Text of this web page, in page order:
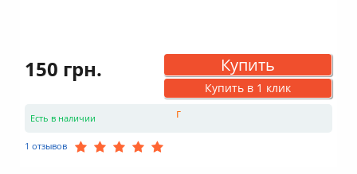
150 грн. Купить
Купить в 1 клик
Есть в наличии
1 отзывов